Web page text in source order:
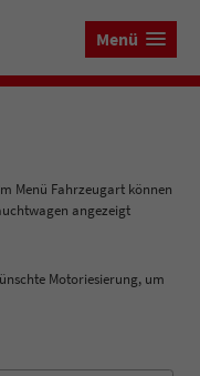
Menü
aus!
können
angezeigt
Motoriesierung, um